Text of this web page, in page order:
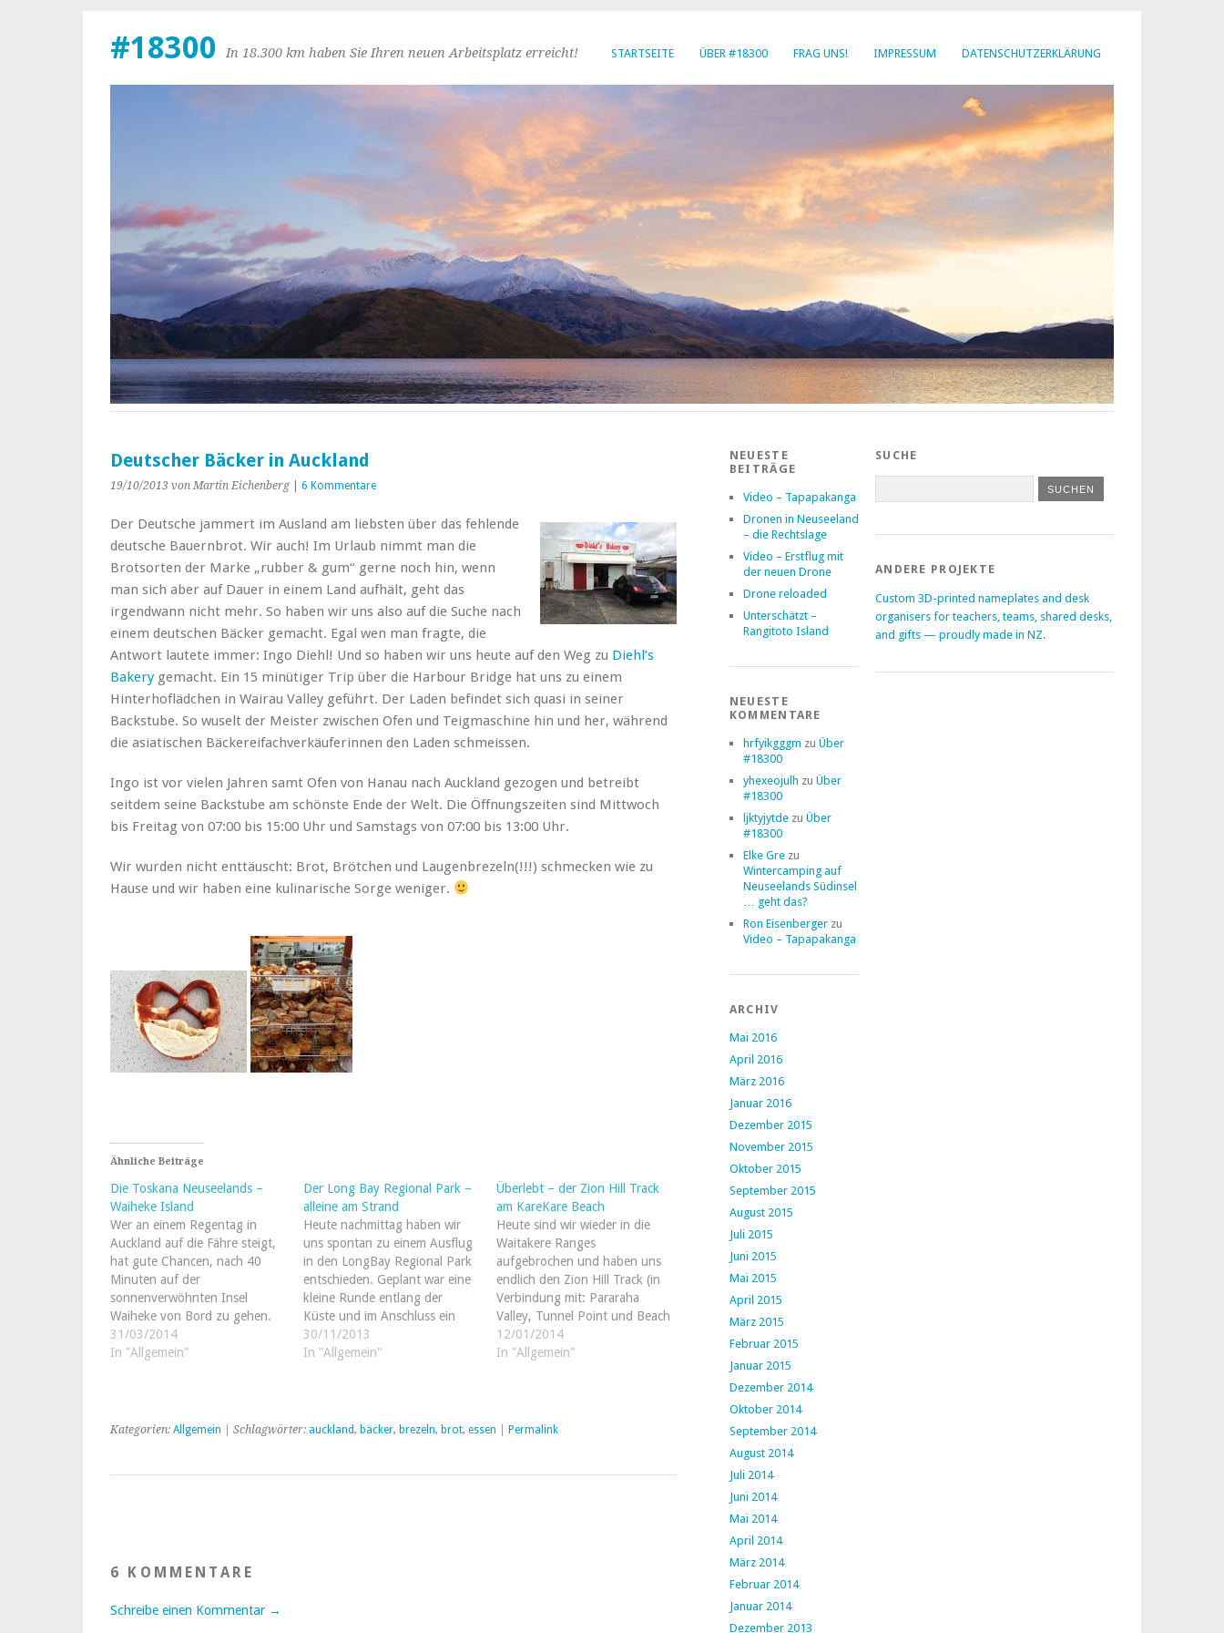
STARTSEITE ÜBER #18300 FRAG UNS! IMPRESSUM DATENSCHUTZERKLÄRUNG
#18300 In 18.300 km haben Sie Ihren neuen Arbeitsplatz erreicht!
Deutscher Bäcker in Auckland
19/10/2013 von Martin Eichenberg 6 Kommentare
Der Deutsche jammert im Ausland am liebsten über das fehlende
deutsche Bauernbrot. Wir auch! Im Urlaub nimmt man die
Brotsorten der Marke „rubber & gum“ gerne noch hin, wenn
man sich aber auf Dauer in einem Land aufhält, geht das
irgendwann nicht mehr. So haben wir uns also auf die Suche nach
einem deutschen Bäcker gemacht. Egal wen man fragte, die
Antwort lautete immer: Ingo Diehl! Und so haben wir uns heute auf den Weg zu Diehl’s
Bakery gemacht. Ein 15 minütiger Trip über die Harbour Bridge hat uns zu einem
Hinterhoflädchen in Wairau Valley geführt. Der Laden befindet sich quasi in seiner
Backstube. So wuselt der Meister zwischen Ofen und Teigmaschine hin und her, während
die asiatischen Bäckereifachverkäuferinnen den Laden schmeissen.
Ingo ist vor vielen Jahren samt Ofen von Hanau nach Auckland gezogen und betreibt
seitdem seine Backstube am schönste Ende der Welt. Die Öffnungszeiten sind Mittwoch
bis Freitag von 07:00 bis 15:00 Uhr und Samstags von 07:00 bis 13:00 Uhr.
Wir wurden nicht enttäuscht: Brot, Brötchen und Laugenbrezeln(!!!) schmecken wie zu
Hause und wir haben eine kulinarische Sorge weniger.
Ähnliche Beiträge
Die Toskana Neuseelands –
Waiheke Island
Wer an einem Regentag in
Auckland auf die Fähre steigt,
hat gute Chancen, nach 40
Minuten auf der
sonnenverwöhnten Insel
Waiheke von Bord zu gehen.
Die Insel liegt östlich von
Auckland im Hauraki Gulf und
Weintrauben, Oliven und
31/03/2014
In "Allgemein"
Der Long Bay Regional Park –
alleine am Strand
Heute nachmittag haben wir
uns spontan zu einem Ausflug
in den LongBay Regional Park
entschieden. Geplant war eine
kleine Runde entlang der
Küste und im Anschluss ein
Bad im Meer. Es kam anders.
Der Park liegt etwa 30 km von
30/11/2013
In "Allgemein"
Überlebt – der Zion Hill Track
am KareKare Beach
Heute sind wir wieder in die
Waitakere Ranges
aufgebrochen und haben uns
endlich den Zion Hill Track (in
Verbindung mit: Pararaha
Valley, Tunnel Point und Beach
Circuit) zur Brust genommen.
Der Weg gilt als recht
mehr abschrecken.
12/01/2014
In "Allgemein"
Kategorien: Allgemein | Schlagwörter: auckland, bäcker, brezeln, brot, essen Permalink
6 KOMMENTARE
Schreibe einen Kommentar →
NEUESTE
BEITRÄGE
Video – Tapapakanga
Dronen in Neuseeland
– die Rechtslage
Video – Erstflug mit
der neuen Drone
Drone reloaded
Unterschätzt –
Rangitoto Island
NEUESTE
KOMMENTARE
hrfyikgggm zu Über
#18300
yhexeojulh zu Über
#18300
ljktyjytdezu Über
#18300
Elke Grezu
Wintercamping auf
Neuseelands Südinsel
… geht das?
Ron Eisenbergerzu
Video – Tapapakanga
ARCHIV
Mai 2016
April 2016
März 2016
Januar 2016
Dezember 2015
November 2015
Oktober 2015
September 2015
August 2015
Juli 2015
Juni 2015
Mai 2015
April 2015
März 2015
Februar 2015
Januar 2015
Dezember 2014
Oktober 2014
September 2014
August 2014
Juli 2014
Juni 2014
Mai 2014
April 2014
März 2014
Februar 2014
Januar 2014
Dezember 2013
SUCHE
ANDERE PROJEKTE
Custom 3D-printed nameplates and desk
organisers for teachers, teams, shared desks,
and gifts — proudly made in NZ.